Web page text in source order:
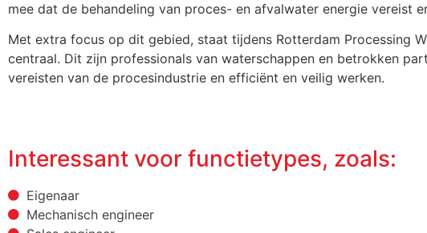
mee dat de behandeling van proces- en afvalwater energie
Met extra focus op dit gebied, staat tijdens Rotterdam Processing
centraal. Dit zijn professionals van waterschappen en betrokken
vereisten van de procesindustrie en efficiënt en veilig werken.
Interessant voor functietypes, zoals:
Eigenaar
Mechanisch engineer